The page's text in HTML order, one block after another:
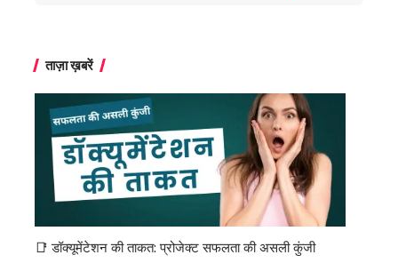
ताज़ा ख़बरें
📑 डॉक्यूमेंटेशन की ताकत: प्रोजेक्ट सफलता की असली कुंजी